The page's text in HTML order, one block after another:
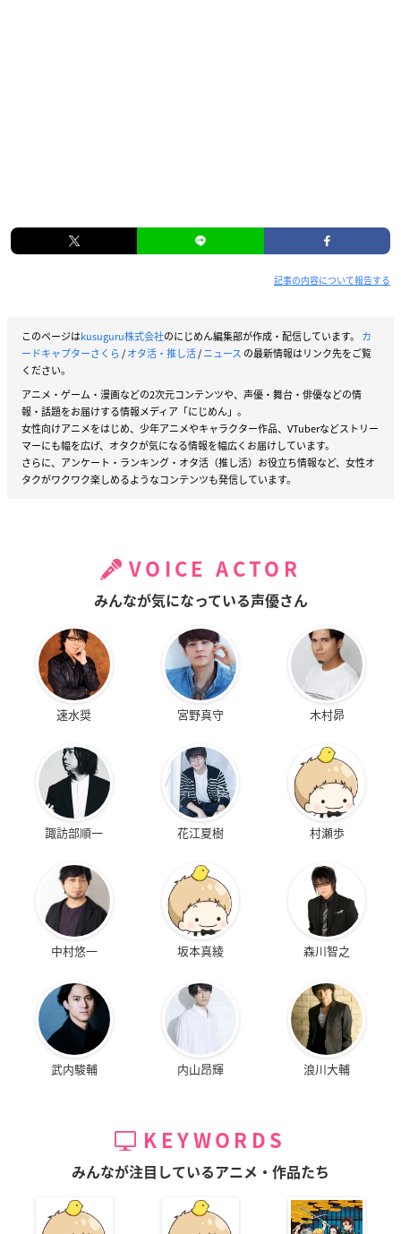
記事の内容について報告する
このページはkusuguru株式会社のにじめん編集部が作成・配信しています。 カ
ードキャプターさくら/オタ活・推し活/ニュース の最新情報はリンク先をご覧
ください。
アニメ・ゲーム・漫画などの2次元コンテンツや、声優・舞台・俳優などの情
報・話題をお届けする情報メディア「にじめん」。
女性向けアニメをはじめ、少年アニメやキャラクター作品、VTuberなどストリー
マーにも幅を広げ、オタクが気になる情報を幅広くお届けしています。
さらに、アンケート・ランキング・オタ活（推し活）お役立ち情報など、女性オ
タクがワクワク楽しめるようなコンテンツも発信しています。
VOICE ACTOR
みんなが気になっている声優さん
速水奨 宮野真守 木村昴
諏訪部順一 花江夏樹 村瀬歩
中村悠一 坂本真綾 森川智之
武内駿輔 内山昂輝 浪川大輔
KEYWORDS
みんなが注目しているアニメ・作品たち